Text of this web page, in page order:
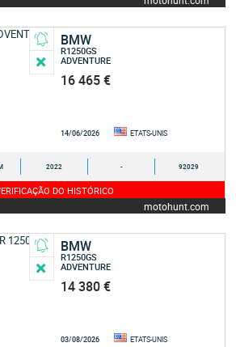
BMW
R1250GS
ADVENTURE
16 465 €
14/06/2026 ETATS-UNIS
2022 - 92029
DO HISTÓRICO
motohunt.com
BMW
R1250GS
ADVENTURE
14 380 €
03/08/2026 ETATS-UNIS